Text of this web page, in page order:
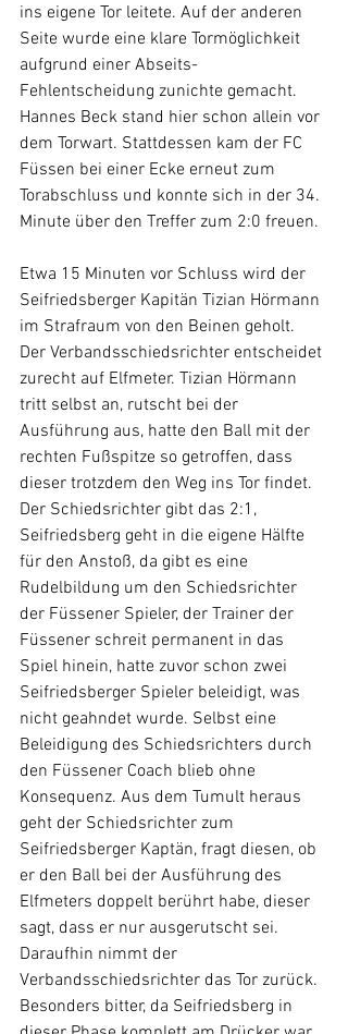
ins eigene Tor leitete. Auf der anderen
Seite wurde eine klare Tormöglichkeit
aufgrund einer Abseits-
Fehlentscheidung zunichte gemacht.
Hannes Beck stand hier schon allein vor
dem Torwart. Stattdessen kam der FC
Füssen bei einer Ecke erneut zum
Torabschluss und konnte sich in der 34.
Minute über den Treffer zum 2:0 freuen.
Etwa 15 Minuten vor Schluss wird der
Seifriedsberger Kapitän Tizian Hörmann
im Strafraum von den Beinen geholt.
Der Verbandsschiedsrichter entscheidet
zurecht auf Elfmeter. Tizian Hörmann
tritt selbst an, rutscht bei der
Ausführung aus, hatte den Ball mit der
rechten Fußspitze so getroffen, dass
dieser trotzdem den Weg ins Tor findet.
Der Schiedsrichter gibt das 2:1,
Seifriedsberg geht in die eigene Hälfte
für den Anstoß, da gibt es eine
Rudelbildung um den Schiedsrichter
der Füssener Spieler, der Trainer der
Füssener schreit permanent in das
Spiel hinein, hatte zuvor schon zwei
Seifriedsberger Spieler beleidigt, was
nicht geahndet wurde. Selbst eine
Beleidigung des Schiedsrichters durch
den Füssener Coach blieb ohne
Konsequenz. Aus dem Tumult heraus
geht der Schiedsrichter zum
Seifriedsberger Kaptän, fragt diesen, ob
er den Ball bei der Ausführung des
Elfmeters doppelt berührt habe, dieser
sagt, dass er nur ausgerutscht sei.
Daraufhin nimmt der
Verbandsschiedsrichter das Tor zurück.
Besonders bitter, da Seifriedsberg in